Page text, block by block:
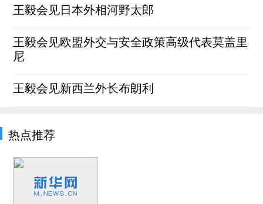
王毅会见日本外相河野太郎
王毅会见欧盟外交与安全政策高级代表莫盖里
尼
王毅会见新西兰外长布朗利
热点推荐